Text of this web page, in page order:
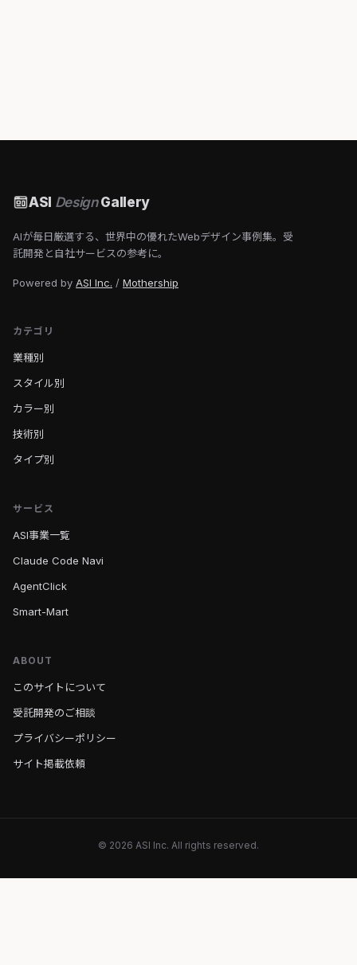
ASI DesignGallery
AIが毎日厳選する、世界中の優れたWebデザイン事例集。受
託開発と自社サービスの参考に。
Powered by ASI Inc. / Mothership
カテゴリ
業種別
スタイル別
カラー別
技術別
タイプ別
サービス
ASI事業一覧
Claude Code Navi
AgentClick
Smart-Mart
ABOUT
このサイトについて
受託開発のご相談
プライバシーポリシー
サイト掲載依頼
© 2026 ASI Inc. All rights reserved.